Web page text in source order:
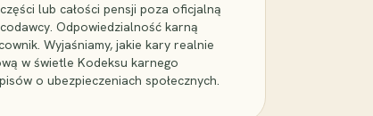
lub całości pensji poza oficjalną
Odpowiedzialność karną
Wyjaśniamy, jakie kary realnie
w świetle Kodeksu karnego
o ubezpieczeniach społecznych.